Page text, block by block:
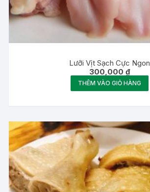
Lưỡi Vịt Sạch Cực Ngon
300,000₫
THÊM VÀO GIỎ HÀNG